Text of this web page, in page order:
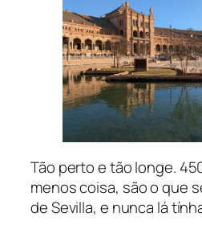
Tão perto e tão longe.
menos coisa, são o que
de Sevilla, e nunca lá